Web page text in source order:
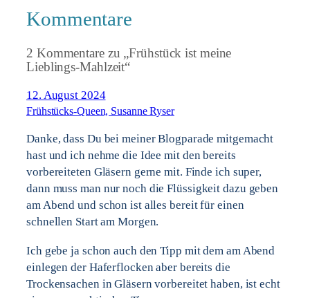
Kommentare
2 Kommentare zu „Frühstück ist meine
Lieblings-Mahlzeit“
12. August 2024
Frühstücks-Queen, Susanne Ryser
Danke, dass Du bei meiner Blogparade mitgemacht
hast und ich nehme die Idee mit den bereits
vorbereiteten Gläsern gerne mit. Finde ich super,
dann muss man nur noch die Flüssigkeit dazu geben
am Abend und schon ist alles bereit für einen
schnellen Start am Morgen.
Ich gebe ja schon auch den Tipp mit dem am Abend
einlegen der Haferflocken aber bereits die
Trockensachen in Gläsern vorbereitet haben, ist echt